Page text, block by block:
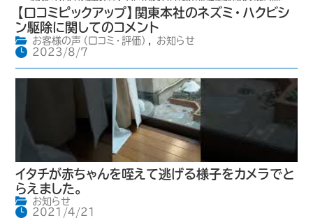
【口コミピックアップ】関東本社のネズミ・ハクビシ
ン駆除に関してのコメント
お客様の声（口コミ・評価） ,
お知らせ
2023/8/7
イタチが赤ちゃんを咥えて逃げる様子をカメラでと
らえました。
お知らせ
2021/4/21